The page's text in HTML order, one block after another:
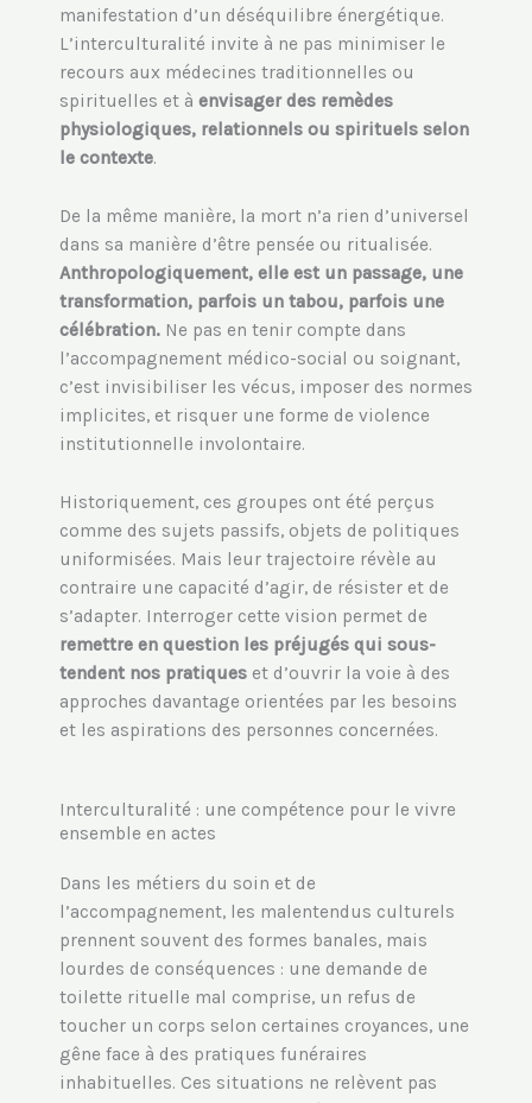
manifestation d’un déséquilibre énergétique.
L’interculturalité invite à ne pas minimiser le
recours aux médecines traditionnelles ou
spirituelles et à envisager des remèdes
physiologiques, relationnels ou spirituels selon
le contexte.
De la même manière, la mort n’a rien d’universel
dans sa manière d’être pensée ou ritualisée.
Anthropologiquement, elle est un passage, une
transformation, parfois un tabou, parfois une
célébration. Ne pas en tenir compte dans
l’accompagnement médico-social ou soignant,
c’est invisibiliser les vécus, imposer des normes
implicites, et risquer une forme de violence
institutionnelle involontaire.
Historiquement, ces groupes ont été perçus
comme des sujets passifs, objets de politiques
uniformisées. Mais leur trajectoire révèle au
contraire une capacité d’agir, de résister et de
s’adapter. Interroger cette vision permet de
remettre en question les préjugés qui sous-
tendent nos pratiques et d’ouvrir la voie à des
approches davantage orientées par les besoins
et les aspirations des personnes concernées.
Interculturalité : une compétence pour le vivre
ensemble en actes
Dans les métiers du soin et de
l’accompagnement, les malentendus culturels
prennent souvent des formes banales, mais
lourdes de conséquences : une demande de
toilette rituelle mal comprise, un refus de
toucher un corps selon certaines croyances, une
gêne face à des pratiques funéraires
inhabituelles. Ces situations ne relèvent pas